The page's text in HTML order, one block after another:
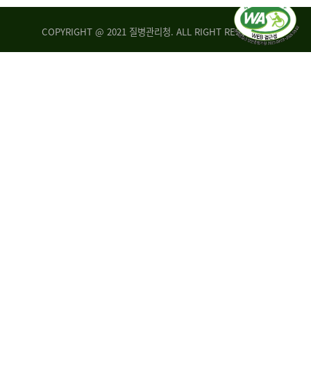
COPYRIGHT @ 2021 질병관리청. ALL RIGHT RESERVED